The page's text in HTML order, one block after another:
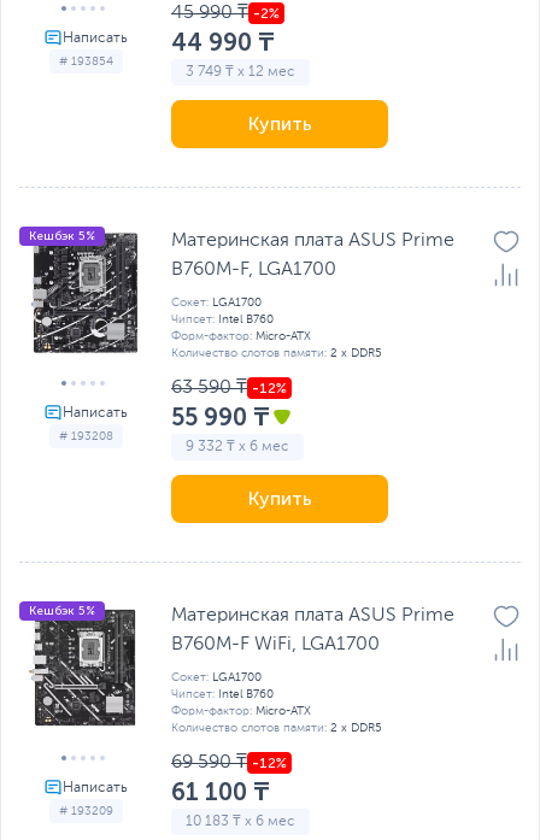
# 193854
45 990 ₸
44 990 ₸
3 749 ₸ x 12 мес
Купить
# 193208
Кешбэк 5%
Материнская плата ASUS Prime
B760M-F, LGA1700
Сокет:
LGA1700
Чипсет: Intel B760
Форм-фактор: Micro-ATX
Количество слотов памяти: 2 x DDR5
63 590 ₸
55 990 ₸
9 332 ₸ x 6 мес
Купить
# 193209
Кешбэк 5%
Материнская плата ASUS Prime
B760M-F WiFi, LGA1700
Сокет:
LGA1700
Чипсет: Intel B760
Форм-фактор: Micro-ATX
Количество слотов памяти: 2 x DDR5
69 590 ₸
61 100 ₸
10 183 ₸ x 6 мес